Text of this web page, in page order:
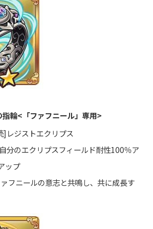
輪<「ファフニール」専用>
]レジストエクリプス
分のエクリプスフィールド耐性100％ア
ップ
フニールの意志と共鳴し、共に成長す